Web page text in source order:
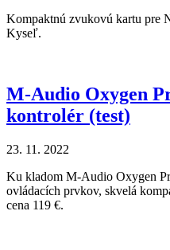
Kompaktnú zvukovú kartu pre
Kyseľ.
M-Audio Oxygen
kontrolér (test)
23. 11. 2022
Ku kladom M-Audio Oxygen
ovládacích prvkov, skvelá
cena 119 €.